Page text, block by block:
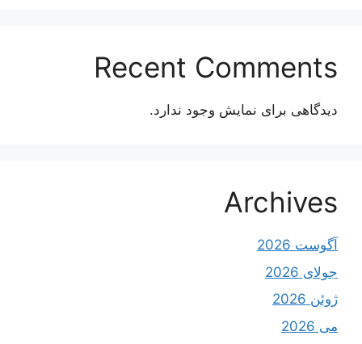
Recent Comments
دیدگاهی برای نمایش وجود ندارد.
Archives
آگوست 2026
جولای 2026
ژوئن 2026
می 2026